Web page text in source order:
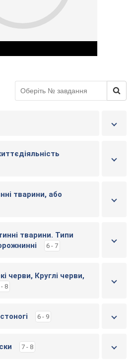
тварини, або
тварини. Типи
6 - 7
черви, Круглі черви,
8
6 - 9
7 - 8